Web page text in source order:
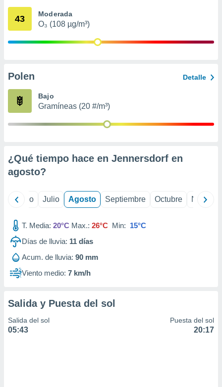
e
publicidad
1199
43 Moderada
O₃ (108 µg/m³)
Polen Detalle
Bajo
Gramíneas (20 #/m³)
¿Qué tiempo hace en Jennersdorf en
agosto?
Junio Julio Agosto Septiembre Octubre
T. Media: 20°C Max.: 26°C Min: 15°C
Días de lluvia: 11 días
Acum. de lluvia: 90 mm
Viento medio: 7 km/h
Salida y Puesta del sol
Salida del sol
05:43
Puesta del sol
20:17